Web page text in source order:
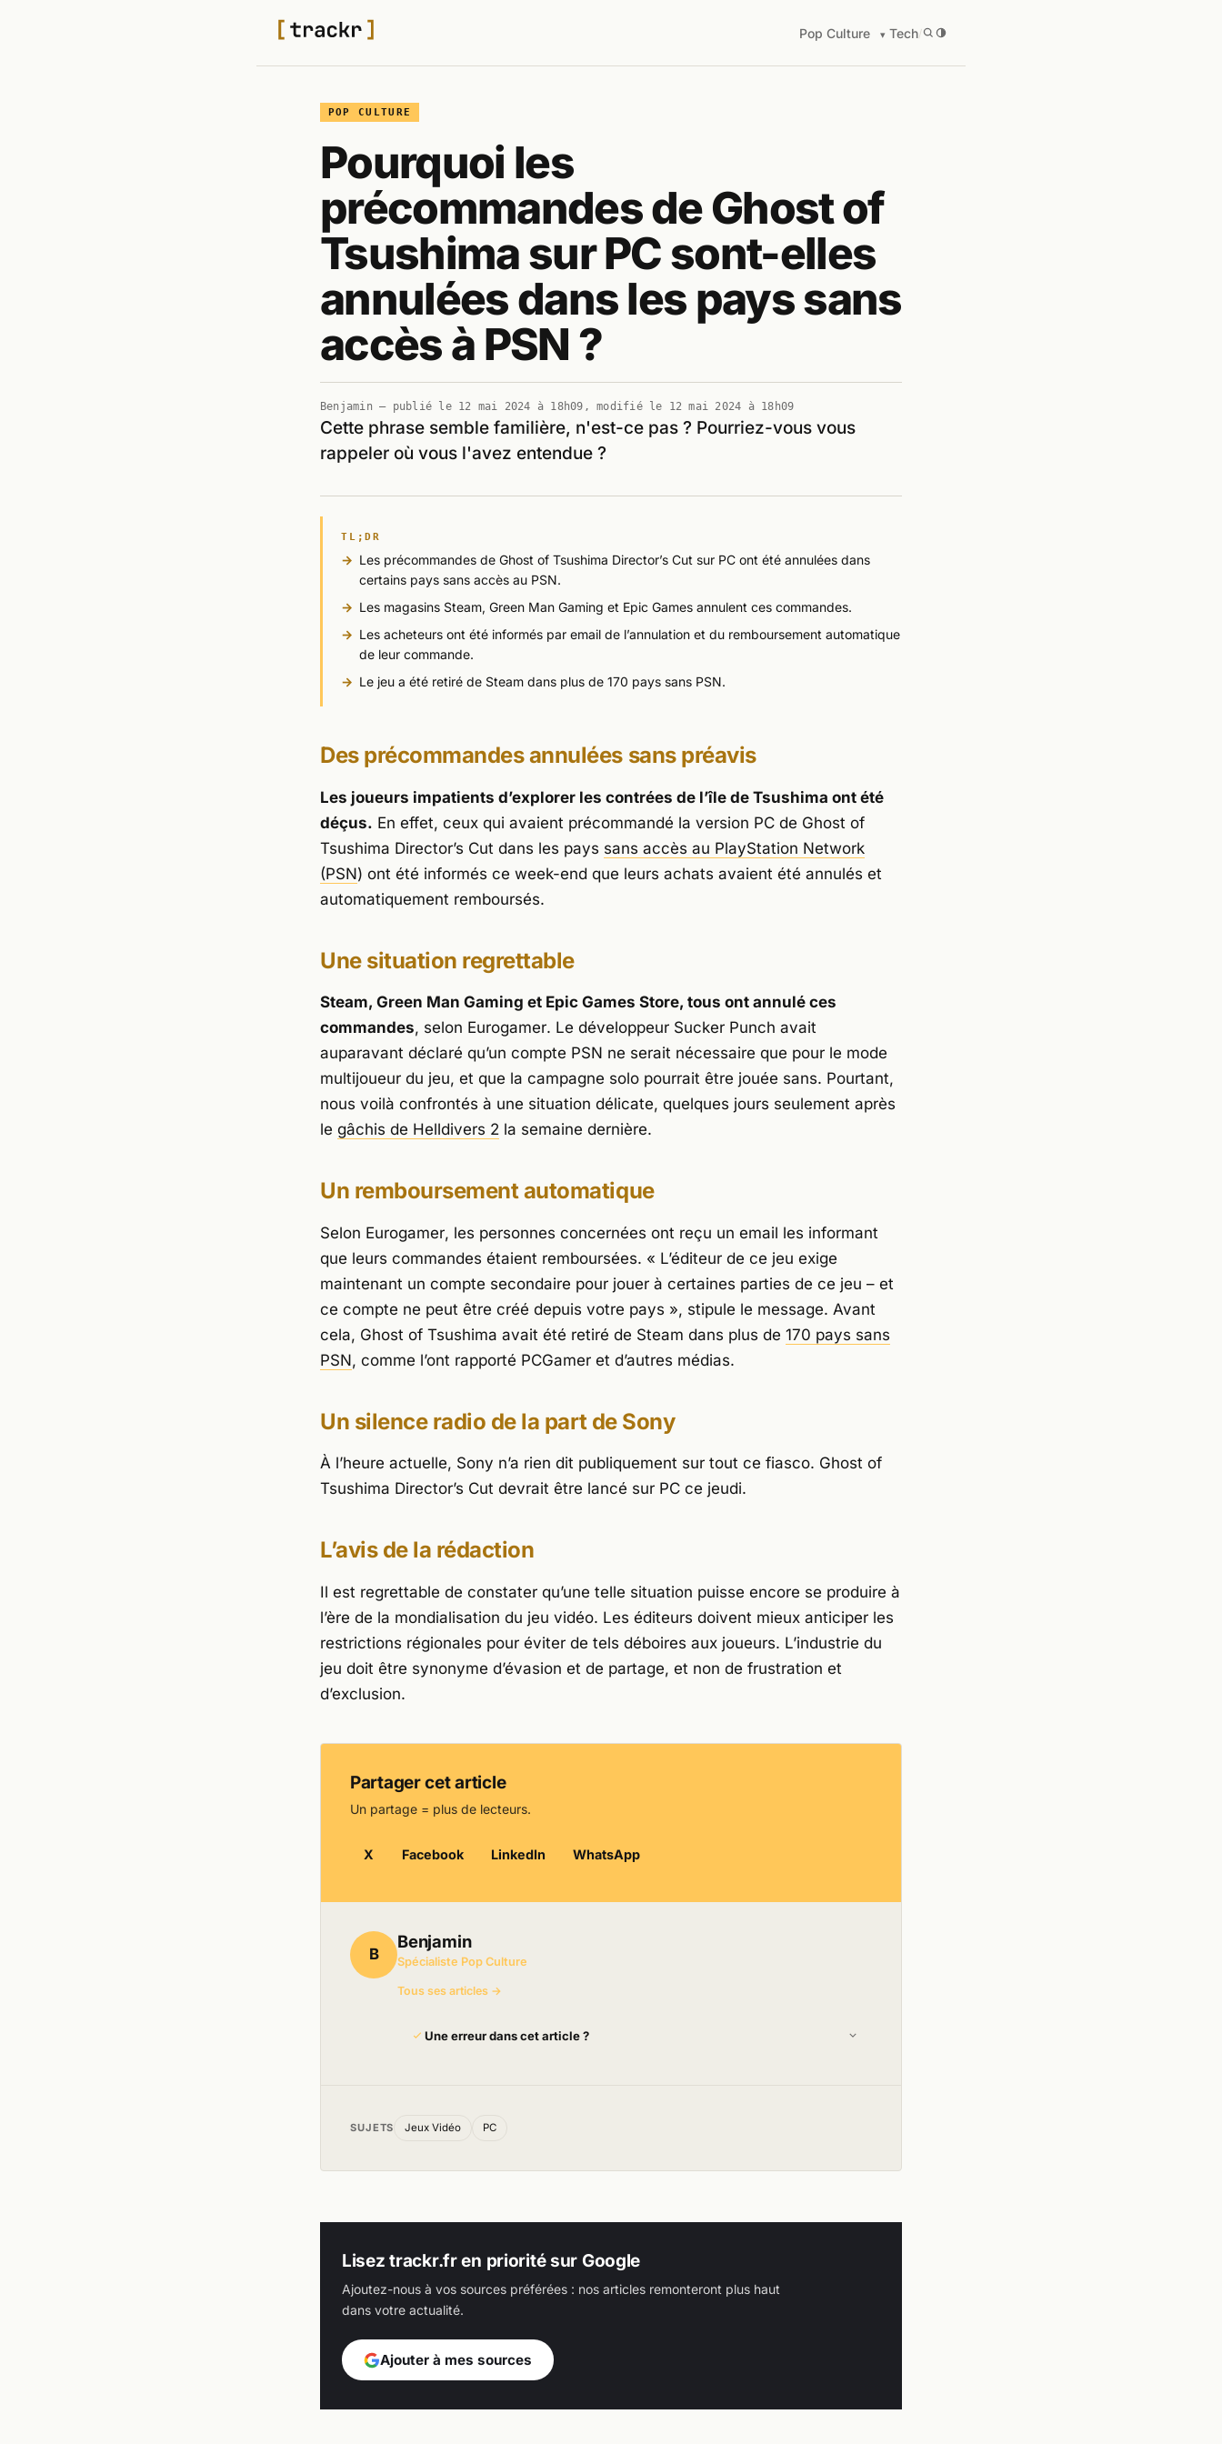
Pop Culture Tech/
POP CULTURE
Pourquoi les
précommandes de Ghost of
Tsushima sur PC sont-elles
annulées dans les pays sans
accès à PSN ?
Benjamin — publié le 12 mai 2024 à 18h09 , modifié le 12 mai 2024 à 18h09
Cette phrase semble familière, n'est-ce pas ? Pourriez-vous vous
rappeler où vous l'avez entendue ?
TL;DR
Les précommandes de Ghost of Tsushima Director’s Cut sur PC ont été annulées dans
certains pays sans accès au PSN.
Les magasins Steam, Green Man Gaming et Epic Games annulent ces commandes.
Les acheteurs ont été informés par email de l’annulation et du remboursement automatique
de leur commande.
Le jeu a été retiré de Steam dans plus de 170 pays sans PSN.
Des précommandes annulées sans préavis
Les joueurs impatients d’explorer les contrées de l’île de Tsushima ont été
déçus. En effet, ceux qui avaient précommandé la version PC de Ghost of
Tsushima Director’s Cut dans les pays sans accès au PlayStation Network
(PSN) ont été informés ce week-end que leurs achats avaient été annulés et
automatiquement remboursés.
Une situation regrettable
Steam, Green Man Gaming et Epic Games Store, tous ont annulé ces
commandes, selon Eurogamer. Le développeur Sucker Punch avait
auparavant déclaré qu’un compte PSN ne serait nécessaire que pour le mode
multijoueur du jeu, et que la campagne solo pourrait être jouée sans. Pourtant,
nous voilà confrontés à une situation délicate, quelques jours seulement après
le gâchis de Helldivers 2 la semaine dernière.
Un remboursement automatique
Selon Eurogamer, les personnes concernées ont reçu un email les informant
que leurs commandes étaient remboursées. « L’éditeur de ce jeu exige
maintenant un compte secondaire pour jouer à certaines parties de ce jeu – et
ce compte ne peut être créé depuis votre pays », stipule le message. Avant
cela, Ghost of Tsushima avait été retiré de Steam dans plus de 170 pays sans
PSN, comme l’ont rapporté PCGamer et d’autres médias.
Un silence radio de la part de Sony
À l’heure actuelle, Sony n’a rien dit publiquement sur tout ce fiasco. Ghost of
Tsushima Director’s Cut devrait être lancé sur PC ce jeudi.
L’avis de la rédaction
Il est regrettable de constater qu’une telle situation puisse encore se produire à
l’ère de la mondialisation du jeu vidéo. Les éditeurs doivent mieux anticiper les
restrictions régionales pour éviter de tels déboires aux joueurs. L’industrie du
jeu doit être synonyme d’évasion et de partage, et non de frustration et
d’exclusion.
Partager cet article
Un partage = plus de lecteurs.
X Facebook LinkedIn WhatsApp
B
Benjamin
Spécialiste Pop Culture
Tous ses articles →
Une erreur dans cet article ?
SUJETS Jeux Vidéo PC
Lisez trackr.fr en priorité sur Google
Ajoutez-nous à vos sources préférées : nos articles remonteront plus haut
dans votre actualité.
Ajouter à mes sources